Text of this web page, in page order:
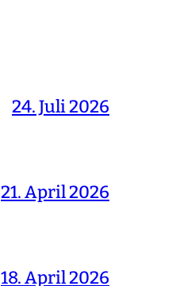
24. Juli 2026
21. April 2026
18. April 2026